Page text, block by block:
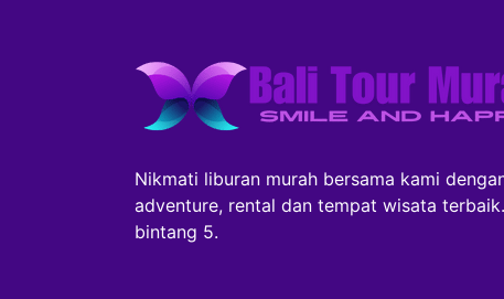
Nikmati liburan murah bersama kami
adventure, rental dan tempat wisata
bintang 5.